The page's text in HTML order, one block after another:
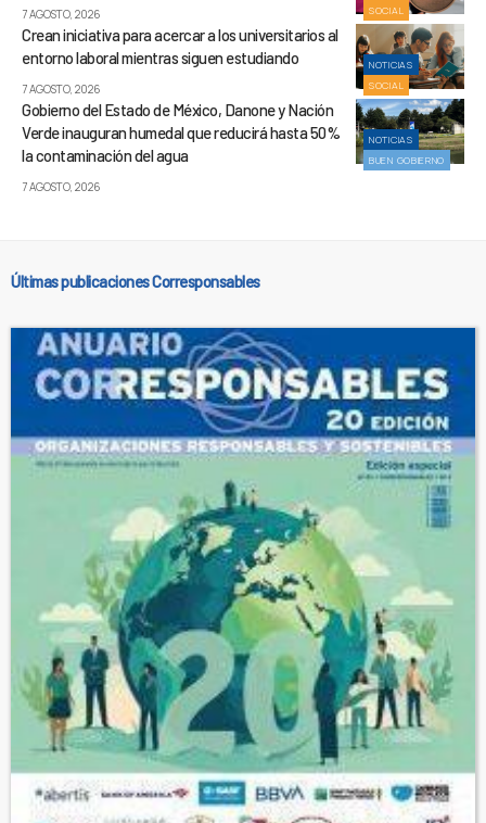
SOCIAL
7 AGOSTO, 2026
NOTICIAS
SOCIAL
Crean iniciativa para acercar a los universitarios al
entorno laboral mientras siguen estudiando
7 AGOSTO, 2026
NOTICIAS
BUEN GOBIERNO
Gobierno del Estado de México, Danone y Nación
Verde inauguran humedal que reducirá hasta 50%
la contaminación del agua
7 AGOSTO, 2026
Últimas publicaciones Corresponsables